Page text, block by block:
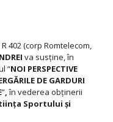
402 (corp Romtelecom,
va susţine, în
“NOI PERSPECTIVE
DE GARDURI
”,în vederea obţinerii
Sportului şi